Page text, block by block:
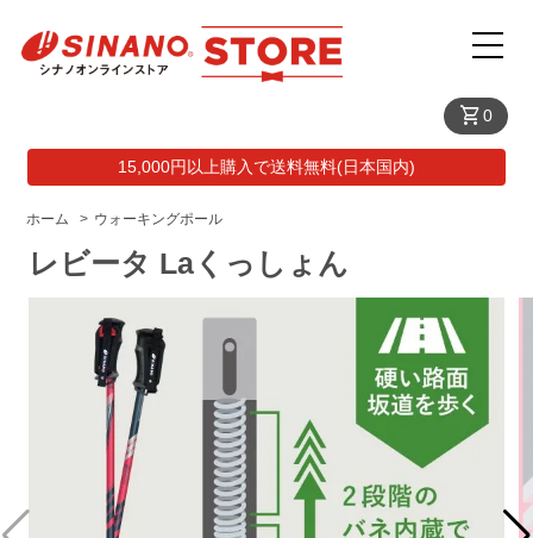
shopping_cart0
15,000円以上購入で送料無料(日本国内)
ホーム > ウォーキングポール
レビータ Laくっしょん